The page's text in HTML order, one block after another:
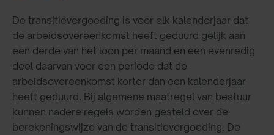
De transitievergoeding is voor elk kalenderjaar dat
de arbeidsovereenkomst heeft geduurd gelijk aan
een derde van het loon per maand en een evenredig
deel daarvan voor een periode dat de
arbeidsovereenkomst korter dan een kalenderjaar
heeft geduurd. Bij algemene maatregel van bestuur
kunnen nadere regels worden gesteld over de
berekeningswijze van de transitievergoeding. De